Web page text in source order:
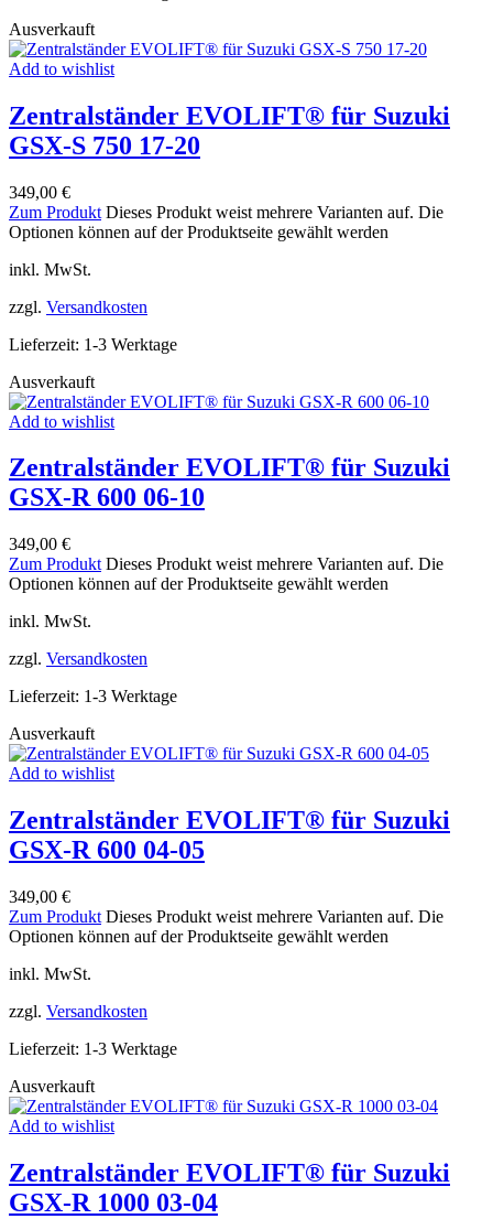
Ausverkauft
Add to wishlist
Zentralständer EVOLIFT® für Suzuki
GSX-S 750 17-20
349,00 €
Zum Produkt Dieses Produkt weist mehrere Varianten auf. Die
Optionen können auf der Produktseite gewählt werden
inkl. MwSt.
zzgl. Versandkosten
Lieferzeit: 1-3 Werktage
Ausverkauft
Add to wishlist
Zentralständer EVOLIFT® für Suzuki
GSX-R 600 06-10
349,00 €
Zum Produkt Dieses Produkt weist mehrere Varianten auf. Die
Optionen können auf der Produktseite gewählt werden
inkl. MwSt.
zzgl. Versandkosten
Lieferzeit: 1-3 Werktage
Ausverkauft
Add to wishlist
Zentralständer EVOLIFT® für Suzuki
GSX-R 600 04-05
349,00 €
Zum Produkt Dieses Produkt weist mehrere Varianten auf. Die
Optionen können auf der Produktseite gewählt werden
inkl. MwSt.
zzgl. Versandkosten
Lieferzeit: 1-3 Werktage
Ausverkauft
Add to wishlist
Zentralständer EVOLIFT® für Suzuki
GSX-R 1000 03-04